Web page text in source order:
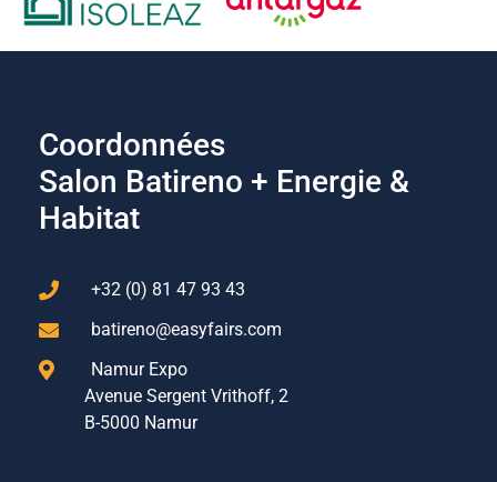
Coordonnées
Salon Batireno + Energie &
Habitat
+32 (0) 81 47 93 43
batireno@easyfairs.com
Namur Expo
Avenue Sergent Vrithoff, 2
B-5000 Namur